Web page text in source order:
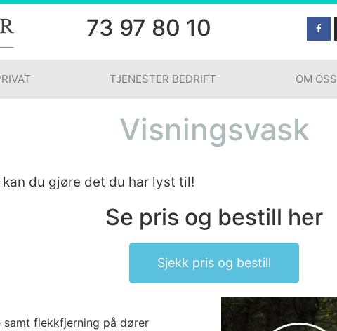
73 97 80 10
TJENESTER BEDRIFT OM OSS
Visningsvask
du gjøre det du har lyst til!
Se pris og bestill her
Sjekk pris og bestill
flekkfjerning på dører